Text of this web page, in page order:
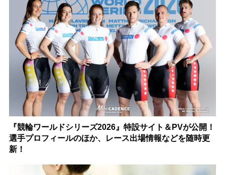
『競輪ワールドシリーズ2026』特設サイト＆PVが公開！
選手プロフィールのほか、レース出場情報などを随時更
新！